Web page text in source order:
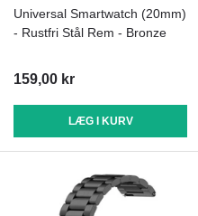
Universal Smartwatch (20mm)
- Rustfri Stål Rem - Bronze
159,00 kr
LÆG I KURV